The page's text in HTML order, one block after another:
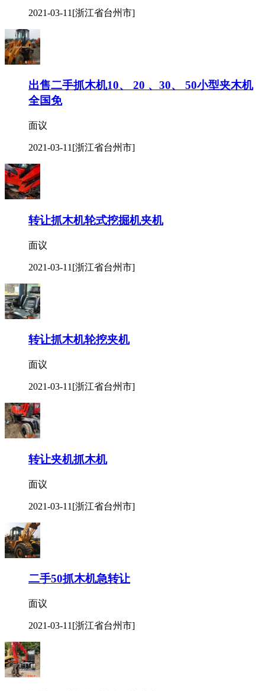
2021-03-11 [浙江省台州市]
出售二手抓木机10、 20 、30、 50小型夹木机
全国免
面议
2021-03-11 [浙江省台州市]
转让抓木机轮式挖掘机夹机
面议
2021-03-11 [浙江省台州市]
转让抓木机轮挖夹机
面议
2021-03-11 [浙江省台州市]
转让夹机抓木机
面议
2021-03-11 [浙江省台州市]
二手50抓木机急转让
面议
2021-03-11 [浙江省台州市]